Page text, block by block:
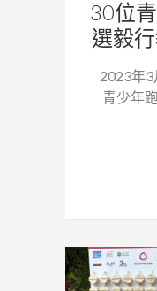
30位
選毅
2023年
青少年